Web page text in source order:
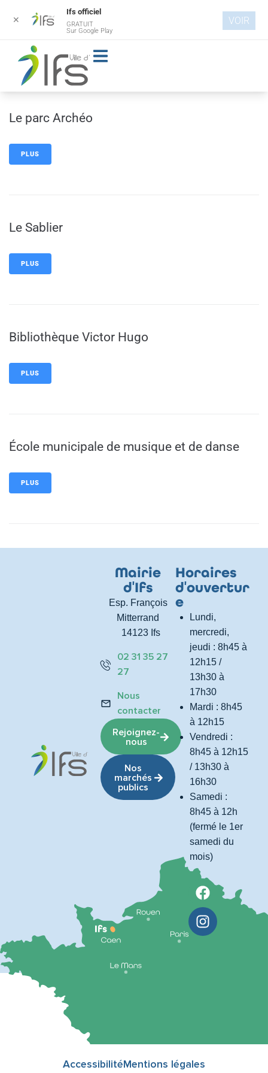
principal
Le parc Archéo
PLUS
Le Sablier
PLUS
Bibliothèque Victor Hugo
PLUS
École municipale de musique et de danse
PLUS
Mairie
d'Ifs
Esp. François
Mitterrand
14123 Ifs
02 31 35 27
27
Nous
contacter
Rejoignez-
nous
Nos
marchés
publics
Horaires
d'ouvertur
e
Lundi,
mercredi,
jeudi : 8h45 à
12h15 /
13h30 à
17h30
Mardi : 8h45
à 12h15
Vendredi :
8h45 à 12h15
/ 13h30 à
16h30
Samedi :
8h45 à 12h
(fermé le 1er
samedi du
mois)
AccessibilitéMentions légales
✕
Ifs officiel
GRATUIT
Sur Google Play
VOIR